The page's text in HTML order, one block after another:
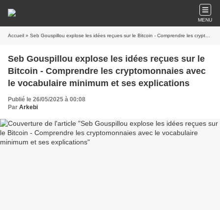
MENU
Accueil » Seb Gouspillou explose les idées reçues sur le Bitcoin - Comprendre les cryptomonnaies avec le vocabulaire minimum et ses explications
Seb Gouspillou explose les idées reçues sur le
Bitcoin - Comprendre les cryptomonnaies avec
le vocabulaire minimum et ses explications
Publié le 26/05/2025 à 00:08
Par Arkebi